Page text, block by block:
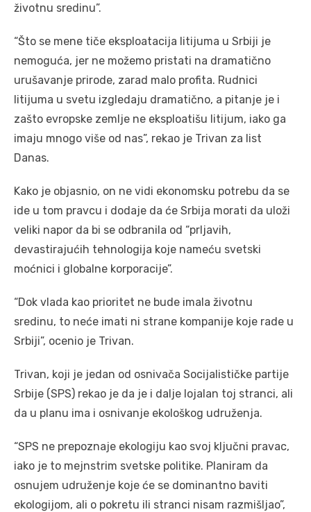
životnu sredinu”.
“Što se mene tiče eksploatacija litijuma u Srbiji je
nemoguća, jer ne možemo pristati na dramatično
urušavanje prirode, zarad malo profita. Rudnici
litijuma u svetu izgledaju dramatično, a pitanje je i
zašto evropske zemlje ne eksploatišu litijum, iako ga
imaju mnogo više od nas”, rekao je Trivan za list
Danas.
Kako je objasnio, on ne vidi ekonomsku potrebu da se
ide u tom pravcu i dodaje da će Srbija morati da uloži
veliki napor da bi se odbranila od “prljavih,
devastirajućih tehnologija koje nameću svetski
moćnici i globalne korporacije”.
“Dok vlada kao prioritet ne bude imala životnu
sredinu, to neće imati ni strane kompanije koje rade u
Srbiji”, ocenio je Trivan.
Trivan, koji je jedan od osnivača Socijalističke partije
Srbije (SPS) rekao je da je i dalje lojalan toj stranci, ali
da u planu ima i osnivanje ekološkog udruženja.
“SPS ne prepoznaje ekologiju kao svoj ključni pravac,
iako je to mejnstrim svetske politike. Planiram da
osnujem udruženje koje će se dominantno baviti
ekologijom, ali o pokretu ili stranci nisam razmišljao”,